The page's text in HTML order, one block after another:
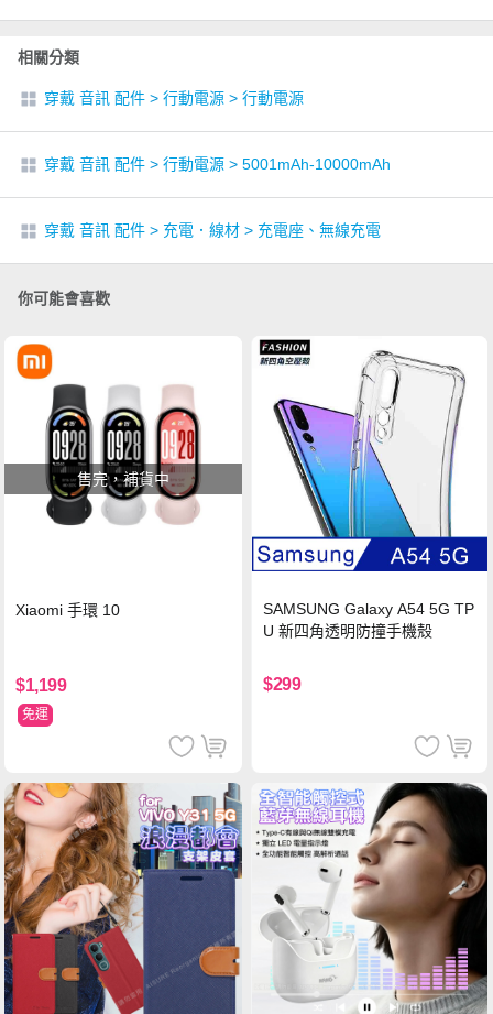
相關分類
穿戴 音訊 配件 > 行動電源 > 行動電源
穿戴 音訊 配件 > 行動電源 > 5001mAh-10000mAh
穿戴 音訊 配件 > 充電．線材 > 充電座、無線充電
你可能會喜歡
售完，補貨中
Xiaomi 手環 10
$1,199
免運
SAMSUNG Galaxy A54 5G TP
U 新四角透明防撞手機殼
$299